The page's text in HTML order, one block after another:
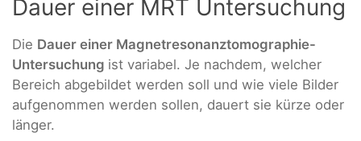
Dauer einer MRT Untersuchung
Die Dauer einer Magnetresonanztomographie-
Untersuchung ist variabel. Je nachdem, welcher
Bereich abgebildet werden soll und wie viele Bilder
aufgenommen werden sollen, dauert sie kürze oder
länger.